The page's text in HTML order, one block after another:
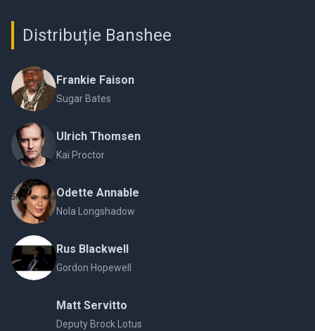
Distribuție Banshee
Frankie Faison
Sugar Bates
Ulrich Thomsen
Kai Proctor
Odette Annable
Nola Longshadow
Rus Blackwell
Gordon Hopewell
Matt Servitto
Deputy Brock Lotus